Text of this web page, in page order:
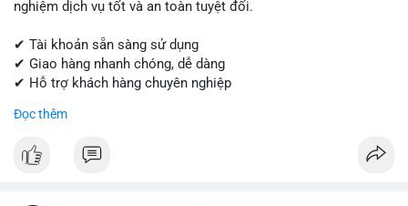
nghiệm dịch vụ tốt và an toàn tuyệt đối.
✔ Tài khoản sẵn sàng sử dụng
✔ Giao hàng nhanh chóng, dễ dàng
✔ Hỗ trợ khách hàng chuyên nghiệp
Liên hệ ngay để được tư vấn và đặt hàng:
💬 Telegram: @SellsSMM
Đọc thêm